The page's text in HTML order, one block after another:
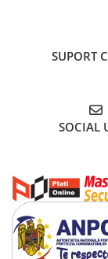
SUPORT
SOCIAL